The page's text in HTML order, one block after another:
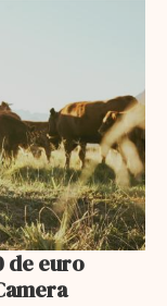
de euro